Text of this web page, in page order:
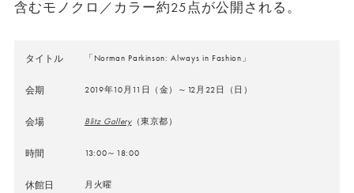
含むモノクロ／カラー約25点が公開される。
タイトル 「Norman Parkinson: Always in Fashion」
会期 2019年10月11日（金）～12月22日（日）
会場 Blitz Gallery（東京都）
時間 13:00～18:00
休館日 月火曜